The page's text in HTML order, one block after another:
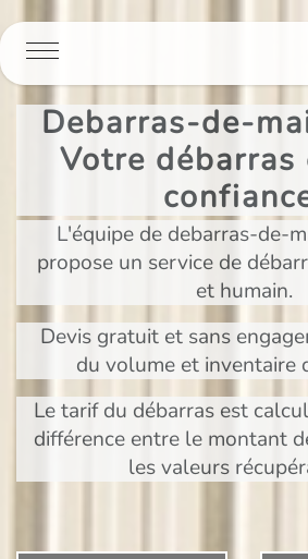
Debarras-de-
Votre débarras
L'équipe de debarras-de-
propose un service de
et humain.
Devis gratuit et sans
du volume et inventaire
Le tarif du débarras est
différence entre le montant
les valeurs